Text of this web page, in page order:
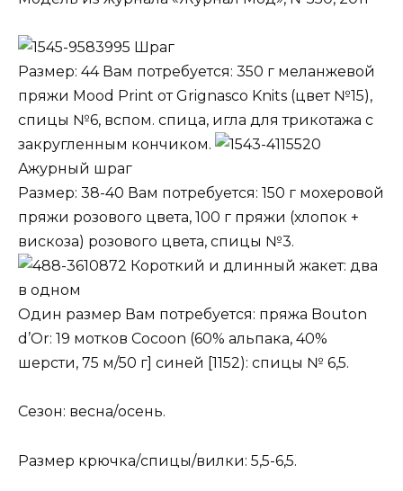
Шраг
Размер: 44 Вам потребуется: 350 г меланжевой
пряжи Mood Print от Grignasco Knits (цвет №15),
спицы №6, вспом. спица, игла для трикотажа с
закругленным кончиком.
Ажурный шраг
Размер: 38-40 Вам потребуется: 150 г мохеровой
пряжи розового цвета, 100 г пряжи (хлопок +
вискоза) розового цвета, спицы №3.
Короткий и длинный жакет: два
в одном
Один размер Вам потребуется: пряжа Bouton
d’Or: 19 мотков Cocoon (60% альпака, 40%
шерсти, 75 м/50 г] синей [1152): спицы № 6,5.
Сезон: весна/осень.
Размер крючка/спицы/вилки: 5,5-6,5.